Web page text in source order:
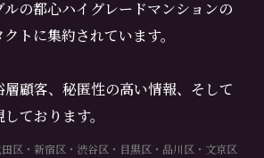
の都心ハイグレードマンションの
トに集約されています。
顧客、秘匿性の高い情報、そして
ております。
区・新宿区・渋谷区・目黒区・品川区・文京区